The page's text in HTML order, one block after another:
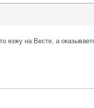
езжу на Весте, а